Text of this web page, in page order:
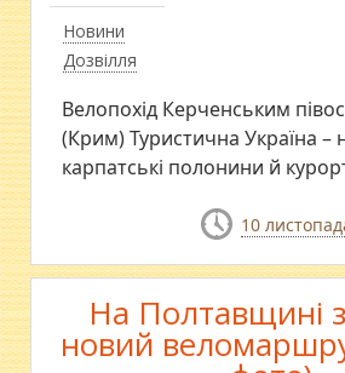
Новини
Дозвілля
Велопохід Керченським
(Крим) Туристична Україна –
карпатські полонини й
10
На Полтавщині
новий